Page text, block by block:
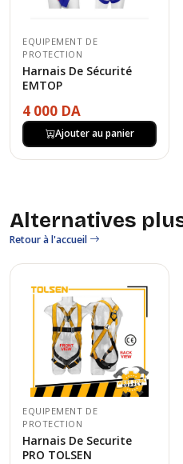
EQUIPEMENT DE
PROTECTION
Harnais De Sécurité
EMTOP
4 000 DA
Ajouter au panier
Alternatives
Retour à l'accueil
EQUIPEMENT DE
PROTECTION
Harnais De Securite
PRO TOLSEN